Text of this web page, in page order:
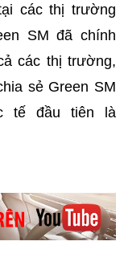
các thị trường
SM đã chính
các thị trường,
sẻ Green SM
tế đầu tiên là